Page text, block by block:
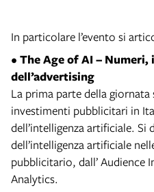
In particolare l’evento si
• The Age of AI –
dell’advertising
La prima parte della giornata
investimenti pubblicitari in
dell’intelligenza artificiale. Si
dell’intelligenza artificiale
pubblicitario, dall’ Audience
Analytics.